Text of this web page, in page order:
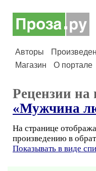
Авторы
Магазин
О портале
Рецензии на
«Мужчина
На странице
произведению в
Показывать в виде